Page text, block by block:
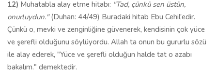
12) Muhatabla alay etme hitabı: "Tad, çünkü sen üstün,
onurluydun."(Duhan: 44/49) Buradaki hitab Ebu Cehil'edir.
Çünkü o, mevki ve zenginliğine güvenerek, kendisinin çok yüce
ve şerefli olduğunu söylüyordu. Allah ta onun bu gururlu sözü
ile alay ederek, "Yüce ve şerefli olduğun halde tat o azabı
bakalım." demektedir.